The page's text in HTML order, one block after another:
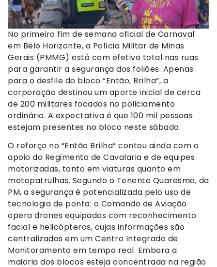
PM está mobilizada para cuidar da segurança durante o Carnaval (Foto: Reprodução/98)
No primeiro fim de semana oficial de Carnaval
em Belo Horizonte, a Polícia Militar de Minas
Gerais (PMMG) está com efetivo total nas ruas
para garantir a segurança dos foliões. Apenas
para o desfile do bloco “Então, Brilha”, a
corporação destinou um aporte inicial de cerca
de 200 militares focados no policiamento
ordinário. A expectativa é que 100 mil pessoas
estejam presentes no bloco neste sábado.
O reforço no “Então Brilha” contou ainda com o
apoio do Regimento de Cavalaria e de equipes
motorizadas, tanto em viaturas quanto em
motopatrulhas. Segundo o Tenente Quaresma, da
PM, a segurança é potencializada pelo uso de
tecnologia de ponta: o Comando de Aviação
opera drones equipados com reconhecimento
facial e helicópteros, cujas informações são
centralizadas em um Centro Integrado de
Monitoramento em tempo real. Embora a
maioria dos blocos esteja concentrada na região